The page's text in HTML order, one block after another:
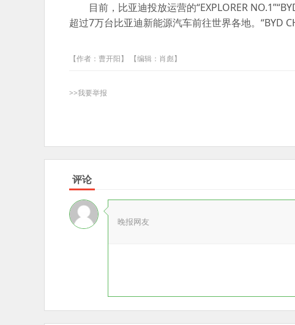
目前，比亚迪投放运营的“EXPLORER
超过7万台比亚迪新能源汽车前往世界各地。“BYD
【作者：曹开阳】 【编辑：肖彪】
>>我要举报
评论
晚报网友